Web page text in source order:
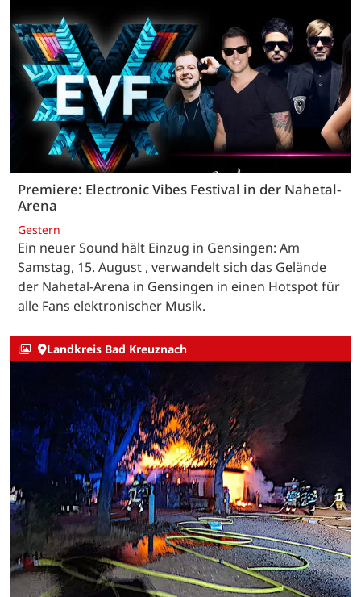
Premiere: Electronic Vibes Festival in der Nahetal-
Arena
Gestern
Ein neuer Sound hält Einzug in Gensingen: Am
Samstag, 15. August , verwandelt sich das Gelände
der Nahetal-Arena in Gensingen in einen Hotspot für
alle Fans elektronischer Musik.
Landkreis Bad Kreuznach